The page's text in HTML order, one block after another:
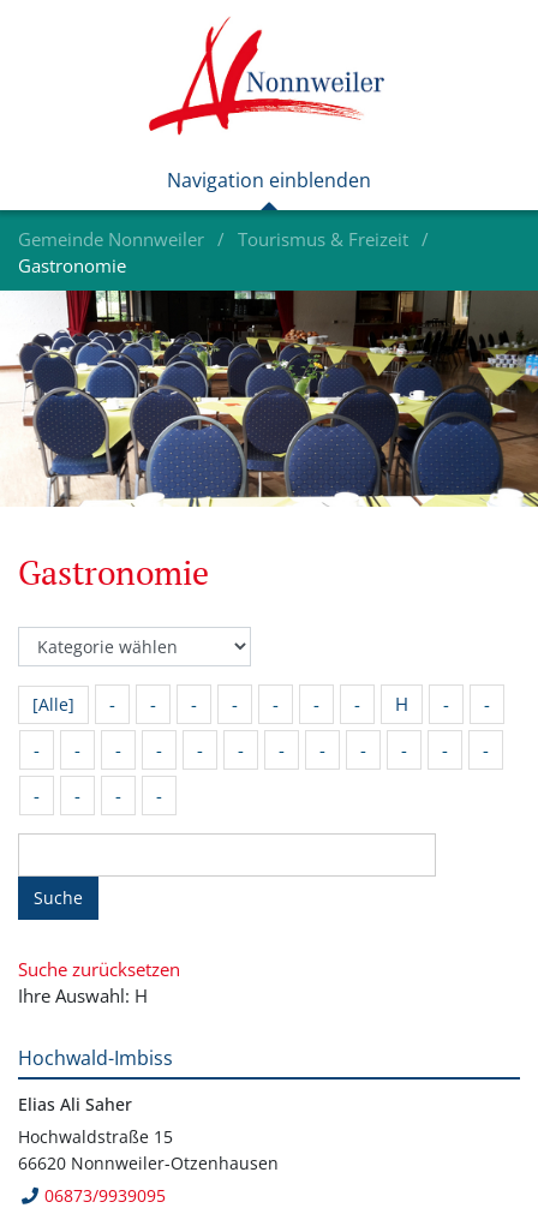
Gemeinde Nonnweiler
Tourismus & Freizeit
Gastronomie
Gastronomie
[Alle] - - - - - - - H -
-
-
- - - - - - - - - -
-
-
- - -
Suche
Suche zurücksetzen
Ihre Auswahl: H
Hochwald-Imbiss
Elias Ali Saher
Hochwaldstraße 15
66620 Nonnweiler-Otzenhausen
06873/9939095